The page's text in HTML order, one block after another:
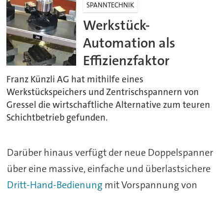
SPANNTECHNIK
Werkstück-
Automation als
Effizienzfaktor
Franz Künzli AG hat mithilfe eines
Werkstückspeichers und Zentrischspannern von
Gressel die wirtschaftliche Alternative zum teuren
Schichtbetrieb gefunden.
Darüber hinaus verfügt der neue Doppelspanner
über eine massive, einfache und überlastsichere
Dritt-Hand-Bedienung mit Vorspannung von